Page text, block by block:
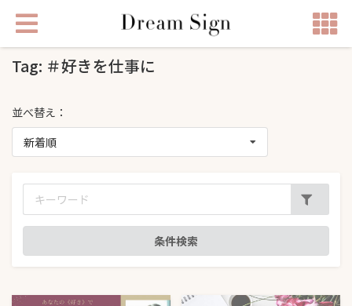
Tag: ＃好きを仕事に
並べ替え：
新着順